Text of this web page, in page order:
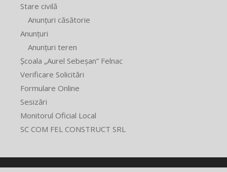
Stare civilă
Anunțuri căsătorie
Anunțuri
Anunțuri teren
Școala „Aurel Sebeșan” Felnac
Verificare Solicitări
Formulare Online
Sesizări
Monitorul Oficial Local
SC COM FEL CONSTRUCT SRL